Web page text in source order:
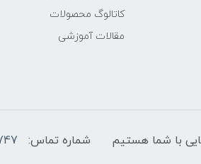
کاتالوگ محصولات
مقالات آموزشی
با شما هستیم شماره تماس: